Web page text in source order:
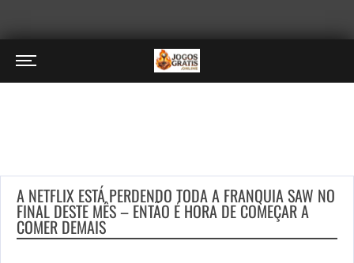
A NETFLIX ESTÁ PERDENDO TODA A FRANQUIA SAW NO
FINAL DESTE MÊS – ENTÃO É HORA DE COMEÇAR A
COMER DEMAIS